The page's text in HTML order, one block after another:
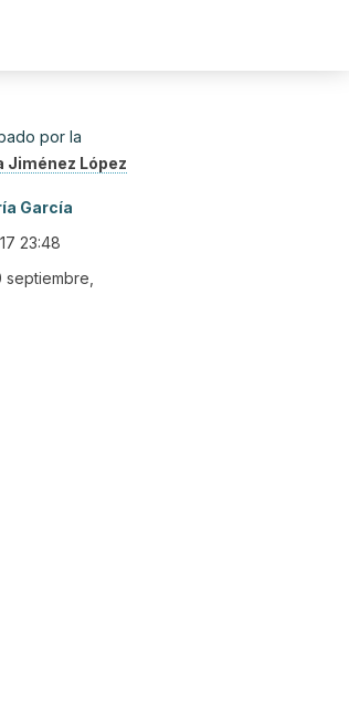
por la
Jiménez López
García
23:48
septiembre,